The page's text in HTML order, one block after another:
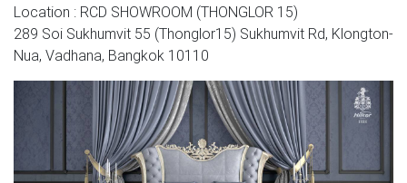
Location : RCD SHOWROOM (THONGLOR 15)
289 Soi Sukhumvit 55 (Thonglor15) Sukhumvit Rd, Klongton-
Nua, Vadhana, Bangkok 10110